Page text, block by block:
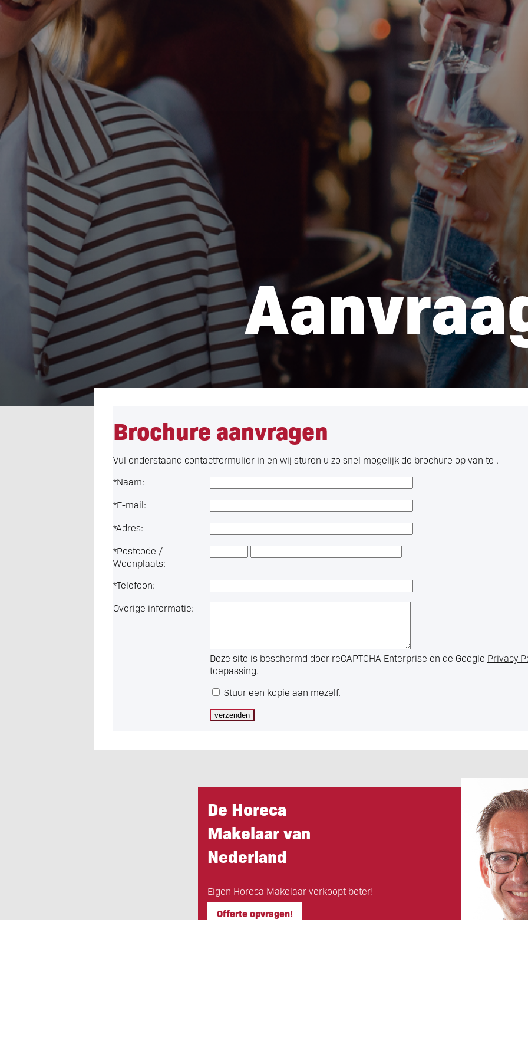
Brochure aanvragen
Vul onderstaand contactformulier in en wij sturen u zo snel mogelijk de brochure op van te .
*Naam:
*E-mail:
*Adres:
*Postcode /
Woonplaats:
*Telefoon:
Overige informatie:
Deze site is beschermd door reCAPTCHA Enterprise en de Google Privacy
toepassing.
Stuur een kopie aan mezelf.
De Horeca
Makelaar van
Nederland
Eigen Horeca Makelaar verkoopt beter!
Offerte opvragen!